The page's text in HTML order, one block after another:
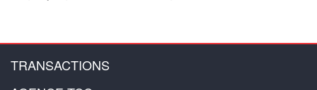
TRANSACTIONS